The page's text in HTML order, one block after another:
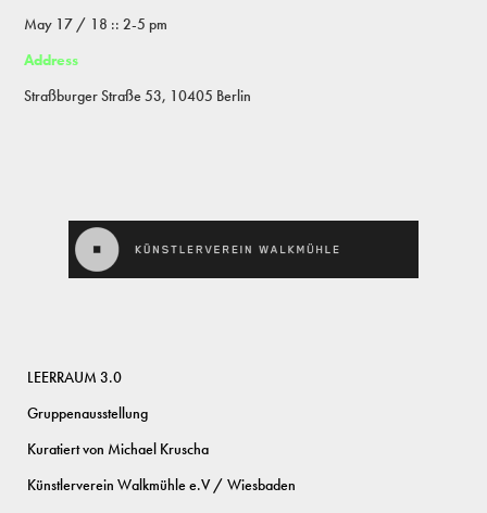
May 17 / 18 :: 2-5 pm
Address
Straßburger Straße 53, 10405 Berlin
LEERRAUM 3.0
Gruppenausstellung
Kuratiert von Michael Kruscha
KünstlervereinWalkmühle e.V / Wiesbaden